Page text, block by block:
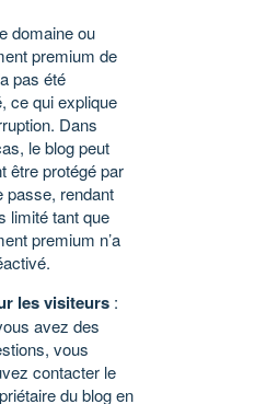
domaine ou
premium de
pas été
ce qui explique
Dans
le blog peut
être protégé par
passe, rendant
limité tant que
premium n’a
les visiteurs :
avez des
vous
contacter le
du blog en